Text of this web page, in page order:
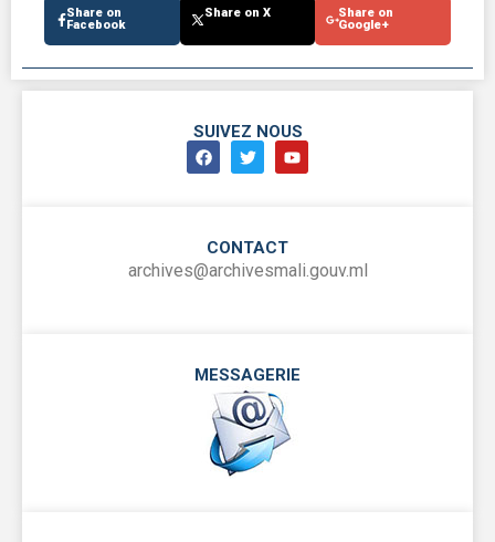
Share on
Facebook
Share on X
Share on
Google+
SUIVEZ NOUS
CONTACT
archives@archivesmali.gouv.ml
MESSAGERIE